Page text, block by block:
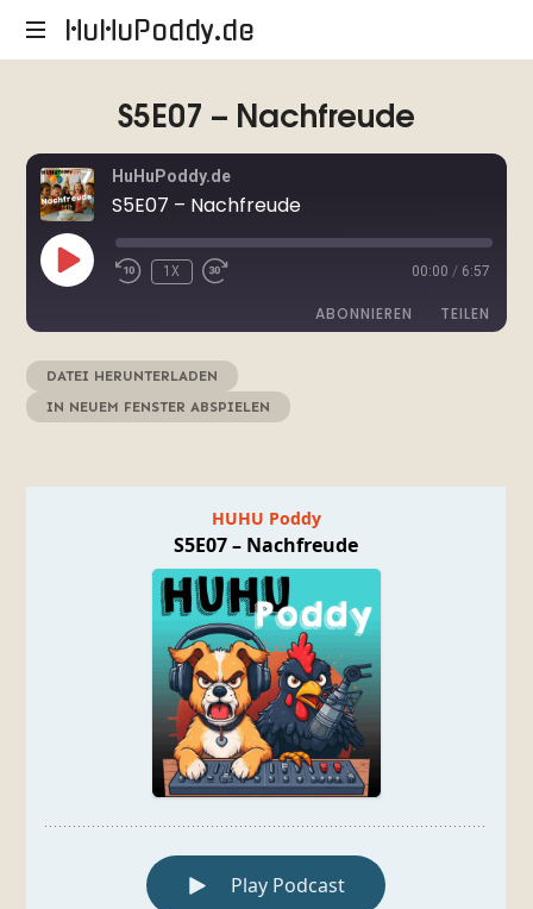
HuHuPoddy.de
HuHuPoddy.de
S5E07 – Nachfreude
HuHuPoddy.de
S5E07 – Nachfreude
PLAY
EPISODE 1X 00:00 / 6:57
ABONNIEREN TEILEN
RSS FEED
TEILEN
DATEI HERUNTERLADEN
IN NEUEM FENSTER ABSPIELEN